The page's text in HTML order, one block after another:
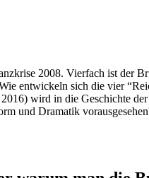
2008. Vierfach ist der
entwickeln sich die vier
wird in die Geschichte
und Dramatik